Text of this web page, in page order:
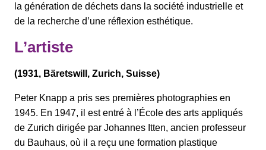
la génération de déchets dans la société industrielle et
de la recherche d’une réflexion esthétique.
L’artiste
(1931, Bäretswill, Zurich, Suisse)
Peter Knapp a pris ses premières photographies en
1945. En 1947, il est entré à l’École des arts appliqués
de Zurich dirigée par Johannes Itten, ancien professeur
du Bauhaus, où il a reçu une formation plastique